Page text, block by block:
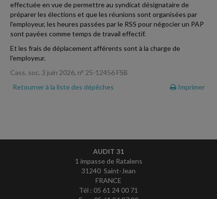
effectuée en vue de permettre au syndicat désignataire de
préparer les élections et que les réunions sont organisées par
l'employeur, les heures passées par le RSS pour négocier un PAP
sont payées comme temps de travail effectif.
Et les frais de déplacement afférents sont à la charge de
l'employeur.
Cass. soc. 3 juin 2026, n° 25-12456 FSB
Retourner à la liste des dépêches
Imprimer
AUDIT 31
1 impasse de Ratalens
31240 Saint-Jean
FRANCE
Tél : 05 61 24 00 71